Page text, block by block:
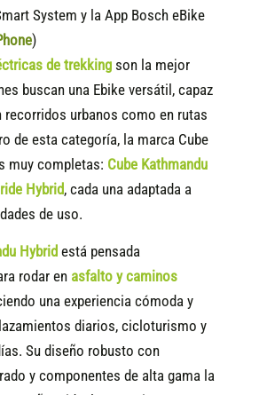
System y la App Bosch eBike
)
de trekking son la mejor
buscan una Ebike versátil, capaz
recorridos urbanos como en rutas
de esta categoría, la marca Cube
muy completas: Cube Kathmandu
Hybrid, cada una adaptada a
de uso.
Hybrid está pensada
rodar en asfalto y caminos
una experiencia cómoda y
diarios, cicloturismo y
Su diseño robusto con
y componentes de alta gama la